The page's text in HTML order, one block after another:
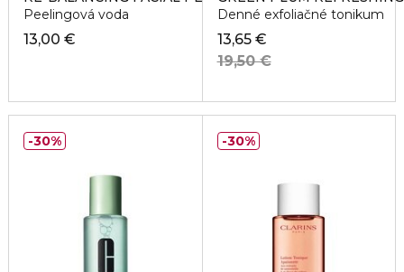
Peelingová voda
13,00 €
Denné exfoliačné tonikum
13,65 €
19,50 €
30% 30%